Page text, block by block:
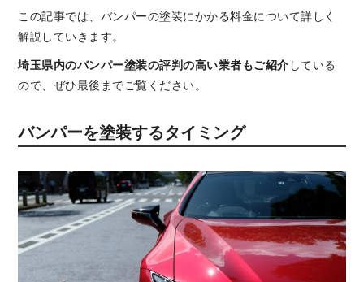
この記事では、バンパーの塗装にかかる料金について詳しく
解説していきます。
埼玉県内のバンパー塗装の評判の高い業者もご紹介 している
ので、ぜひ最後までご覧ください。
バンパーを塗装するタイミング